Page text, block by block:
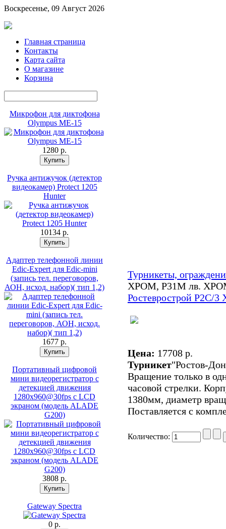
Воскресенье, 09 Август 2026
Главная страница
Контакты
Карта сайта
О магазине
Корзина
Микрофон для диктофона
Olympus ME-15
1280 p.
Ручка антижучок (детектор
видеокамер) Protect 1205
Hunter
10134 p.
Адаптер телефонной линии
Edic-Expert для Еdic-mini
(запись тел. переговоров,
АОН, исход. набор)( тип 1,2)
1677 p.
Портативный цифровой
мини видеорегистратор с
детекцией движения
1280x960@30fps с LCD
экраном (модель ALADE
G200)
3808 p.
Gateway Spectra
0 p.
Турникеты,
ХРОМ, Р31М лв.
Ростеврострой Р2С/
Цена: 17708 p.
Турникет"Ростов-
Вращение только в
часовой стрелки.
1380мм, диаметр
Поставляется с
Количество: